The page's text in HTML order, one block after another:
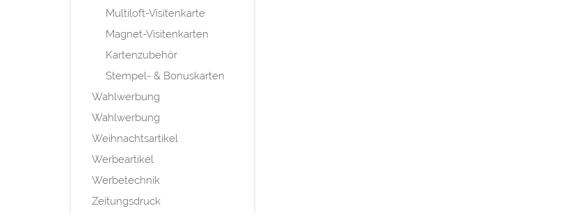
Multiloft-Visitenkarte
Magnet-Visitenkarten
Kartenzubehör
Stempel- & Bonuskarten
Wahlwerbung
Wahlwerbung
Weihnachtsartikel
Werbeartikel
Werbetechnik
Zeitungsdruck